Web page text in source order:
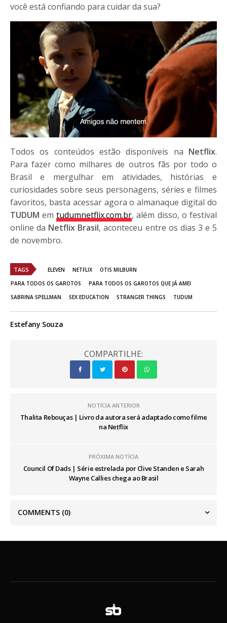
você está confiando para cuidar da sua?
Todos os conteúdos estão disponíveis na Netflix.
Para fazer como milhares de outros fãs por todo o
Brasil e mergulhar em atividades, histórias e
curiosidades sobre seus personagens, séries e filmes
favoritos, basta acessar agora o almanaque digital do
TUDUM emtudumnetflix.com.br, além disso, o festival
online da Netflix Brasil, aconteceu entre os dias 3 e 5
de novembro.
TAGS ELEVEN NETFLIX
OTIS MILBURN
PARA TODOS OS GAROTOS
PARA TODOS OS GAROTOS QUE JÁ AMEI
SABRINA SPELLMAN
SEX EDUCATION STRANGER THINGS TUDUM
Estefany Souza
COMPARTILHE:
NOTÍCIA ANTERIOR
Thalita Rebouças | Livro da autora será adaptado como filme
na Netflix
PRÓXIMA NOTÍCIA
Council Of Dads | Série estrelada por Clive Standen e Sarah
Wayne Callies chega ao Brasil
COMMENTS (0)